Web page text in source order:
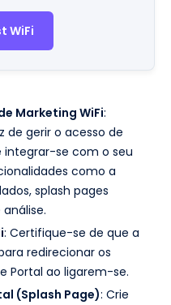
WiFi
Marketing WiFi:
de gerir o acesso de
integrar-se com o seu
como a
splash pages
: Certifique-se de que a
redirecionar os
Portal ao ligarem-se.
(Splash Page): Crie